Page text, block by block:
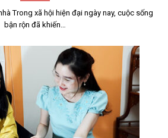
Trong xã hội hiện đại ngày nay, cuộc sống
bận rộn đã khiến…